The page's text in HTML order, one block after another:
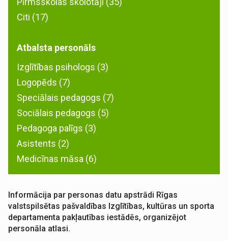
Citi (17)
Atbalsta personāls
Izglītības psihologs (3)
Logopēds (7)
Speciālais pedagogs (7)
Sociālais pedagogs (5)
Pedagoga palīgs (3)
Asistents (2)
Medicīnas māsa (6)
Informācija par personas datu apstrādi Rīgas
valstspilsētas pašvaldības Izglītības, kultūras un sporta
departamenta pakļautības iestādēs, organizējot
personāla atlasi.